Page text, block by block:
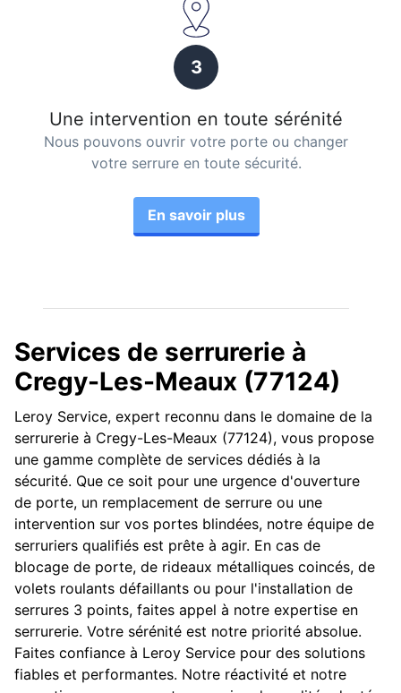
3
Une intervention en toute sérénité
Nous pouvons ouvrir votre porte ou changer
votre serrure en toute sécurité.
En savoir plus
Services de serrurerie à
Cregy-Les-Meaux (77124)
Leroy Service, expert reconnu dans le domaine de la
serrurerie à Cregy-Les-Meaux (77124), vous propose
une gamme complète de services dédiés à la
sécurité. Que ce soit pour une urgence d'ouverture
de porte, un remplacement de serrure ou une
intervention sur vos portes blindées, notre équipe de
serruriers qualifiés est prête à agir. En cas de
blocage de porte, de rideaux métalliques coincés, de
volets roulants défaillants ou pour l'installation de
serrures 3 points, faites appel à notre expertise en
serrurerie. Votre sérénité est notre priorité absolue.
Faites confiance à Leroy Service pour des solutions
fiables et performantes. Notre réactivité et notre